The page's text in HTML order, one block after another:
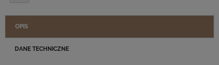
OPIS
DANE TECHNICZNE